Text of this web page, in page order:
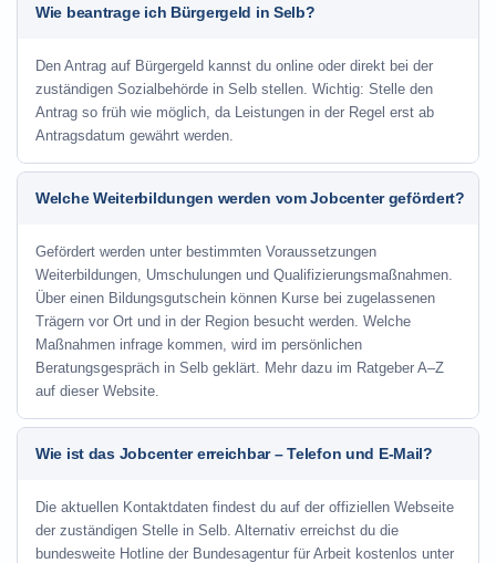
Wie beantrage ich Bürgergeld in Selb?
Den Antrag auf Bürgergeld kannst du online oder direkt bei der
zuständigen Sozialbehörde in Selb stellen. Wichtig: Stelle den
Antrag so früh wie möglich, da Leistungen in der Regel erst ab
Antragsdatum gewährt werden.
Welche Weiterbildungen werden vom Jobcenter gefördert?
Gefördert werden unter bestimmten Voraussetzungen
Weiterbildungen, Umschulungen und Qualifizierungsmaßnahmen.
Über einen Bildungsgutschein können Kurse bei zugelassenen
Trägern vor Ort und in der Region besucht werden. Welche
Maßnahmen infrage kommen, wird im persönlichen
Beratungsgespräch in Selb geklärt. Mehr dazu im Ratgeber A–Z
auf dieser Website.
Wie ist das Jobcenter erreichbar – Telefon und E-Mail?
Die aktuellen Kontaktdaten findest du auf der offiziellen Webseite
der zuständigen Stelle in Selb. Alternativ erreichst du die
bundesweite Hotline der Bundesagentur für Arbeit kostenlos unter